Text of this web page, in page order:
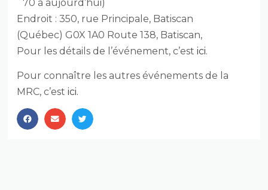
`70 à aujourd’hui)
Endroit : 350, rue Principale, Batiscan
(Québec) G0X 1A0 Route 138, Batiscan,
Pour les détails de l’événement, c’estici.
Pour connaître les autres événements de la
MRC, c’estici.